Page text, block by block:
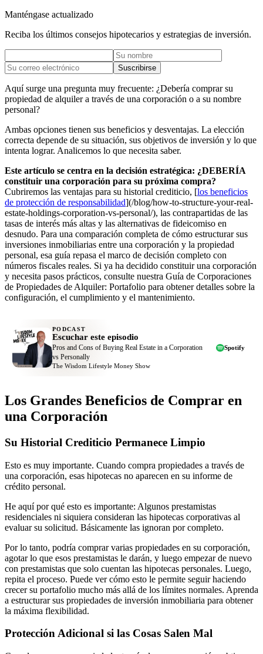
Manténgase actualizado
Reciba los últimos consejos hipotecarios y estrategias de inversión.
Suscribirse
Aquí surge una pregunta muy frecuente: ¿Debería comprar su
propiedad de alquiler a través de una corporación o a su nombre
personal?
Ambas opciones tienen sus beneficios y desventajas. La elección
correcta depende de su situación, sus objetivos de inversión y lo que
intenta lograr. Analicemos lo que necesita saber.
Este artículo se centra en la decisión estratégica: ¿DEBERÍA
constituir una corporación para su próxima compra?
Cubriremos las ventajas para su historial crediticio, [los beneficios
de protección de responsabilidad](/blog/how-to-structure-your-real-
estate-holdings-corporation-vs-personal/), las contrapartidas de las
tasas de interés más altas y las alternativas de fideicomiso en
desnudo. Para una comparación completa de cómo estructurar sus
inversiones inmobiliarias entre una corporación y la propiedad
personal, esa guía repasa el marco de decisión completo con
números fiscales reales. Si ya ha decidido constituir una corporación
y necesita pasos prácticos, consulte nuestra Guía de Corporaciones
de Propiedades de Alquiler: Portafolio para obtener detalles sobre la
configuración, el cumplimiento y el mantenimiento.
PODCAST
Escuchar este episodio
Pros and Cons of Buying Real Estate in a Corporation
vs Personally
The Wisdom Lifestyle Money Show
Spotify
Los Grandes Beneficios de Comprar en
una Corporación
Su Historial Crediticio Permanece Limpio
Esto es muy importante. Cuando compra propiedades a través de
una corporación, esas hipotecas no aparecen en su informe de
crédito personal.
He aquí por qué esto es importante: Algunos prestamistas
residenciales ni siquiera consideran las hipotecas corporativas al
evaluar su solicitud. Básicamente las ignoran por completo.
Por lo tanto, podría comprar varias propiedades en su corporación,
agotar lo que esos prestamistas le darán, y luego empezar de nuevo
con prestamistas que solo cuentan las hipotecas personales. Luego,
repita el proceso. Puede ver cómo esto le permite seguir haciendo
crecer su portafolio mucho más allá de los límites normales. Aprenda
a estructurar sus propiedades de inversión inmobiliaria para obtener
la máxima flexibilidad.
Protección Adicional si las Cosas Salen Mal